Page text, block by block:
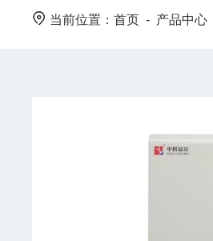
当前位置：首页 - 产品中心